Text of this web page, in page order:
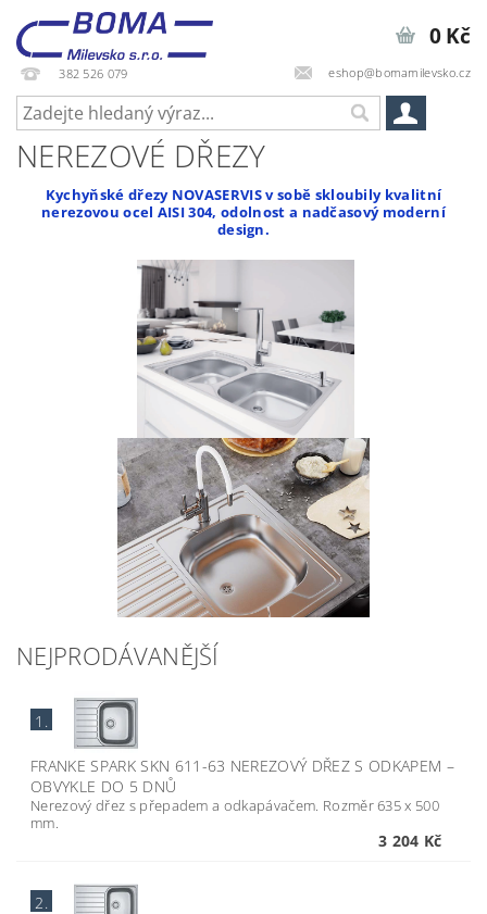
382 526 079 eshop@bomamilevsko.cz
0 Kč
NEREZOVÉ DŘEZY
Kychyňské dřezy NOVASERVIS v sobě skloubily kvalitní
nerezovou ocel AISI 304, odolnost a nadčasový moderní
design.
NEJPRODÁVANĚJŠÍ
1.
FRANKE SPARK SKN 611-63 NEREZOVÝ DŘEZ S ODKAPEM –
OBVYKLE DO 5 DNŮ
Nerezový dřez s přepadem a odkapávačem. Rozměr 635 x 500
mm.
3 204 Kč
2.